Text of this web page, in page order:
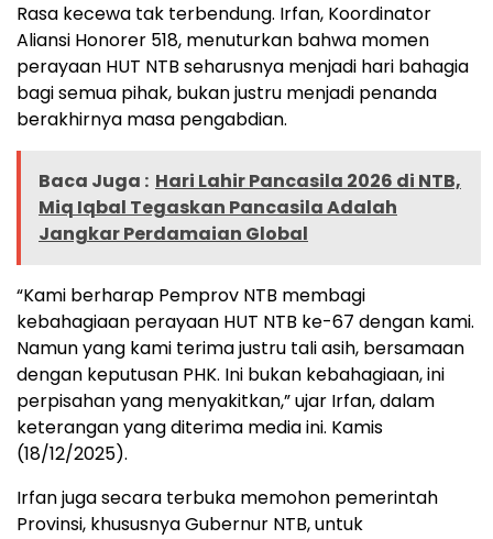
Rasa kecewa tak terbendung. Irfan, Koordinator
Aliansi Honorer 518, menuturkan bahwa momen
perayaan HUT NTB seharusnya menjadi hari bahagia
bagi semua pihak, bukan justru menjadi penanda
berakhirnya masa pengabdian.
Baca Juga : Hari Lahir Pancasila 2026 di NTB,
Miq Iqbal Tegaskan Pancasila Adalah
Jangkar Perdamaian Global
“Kami berharap Pemprov NTB membagi
kebahagiaan perayaan HUT NTB ke-67 dengan kami.
Namun yang kami terima justru tali asih, bersamaan
dengan keputusan PHK. Ini bukan kebahagiaan, ini
perpisahan yang menyakitkan,” ujar Irfan, dalam
keterangan yang diterima media ini. Kamis
(18/12/2025).
Irfan juga secara terbuka memohon pemerintah
Provinsi, khususnya Gubernur NTB, untuk